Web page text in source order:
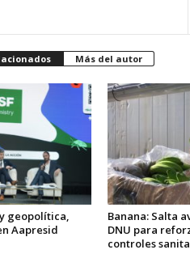
Más del autor
geopolítica,
Aapresid
Banana: Salta
DNU para
controles